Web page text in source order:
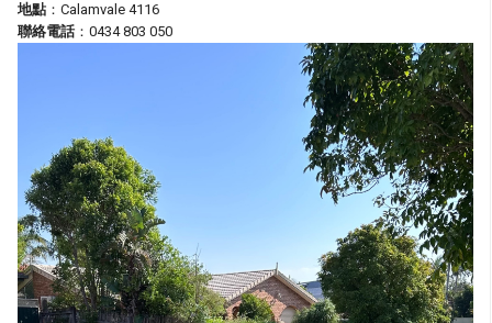
地點 ：Calamvale 4116
聯絡電話 ：0434 803 050